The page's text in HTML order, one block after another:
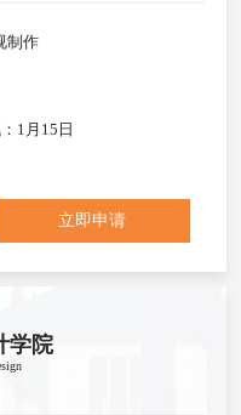
制作
1月15日
立即申请
学院